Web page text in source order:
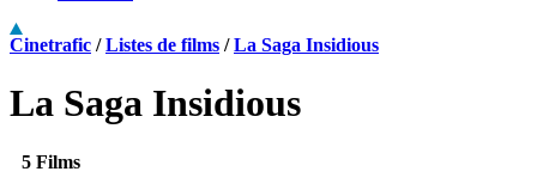
Cinetrafic /Listes de films /La Saga Insidious
La Saga Insidious
5 Films